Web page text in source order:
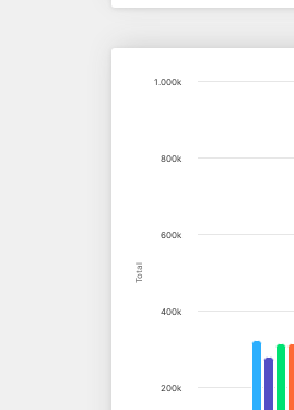
Chart
The chart has 1 X axis
Total
200k
400k
600k
800k
1.000k